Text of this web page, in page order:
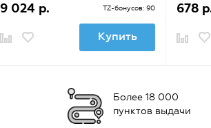
9 024 р. TZ-бонусов: 90
Купить
678
Более 18 000
пунктов выдачи